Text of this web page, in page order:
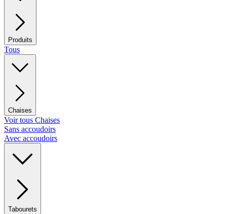
Produits
Tous
Chaises
Voir tous Chaises
Sans accoudoirs
Avec accoudoirs
Tabourets